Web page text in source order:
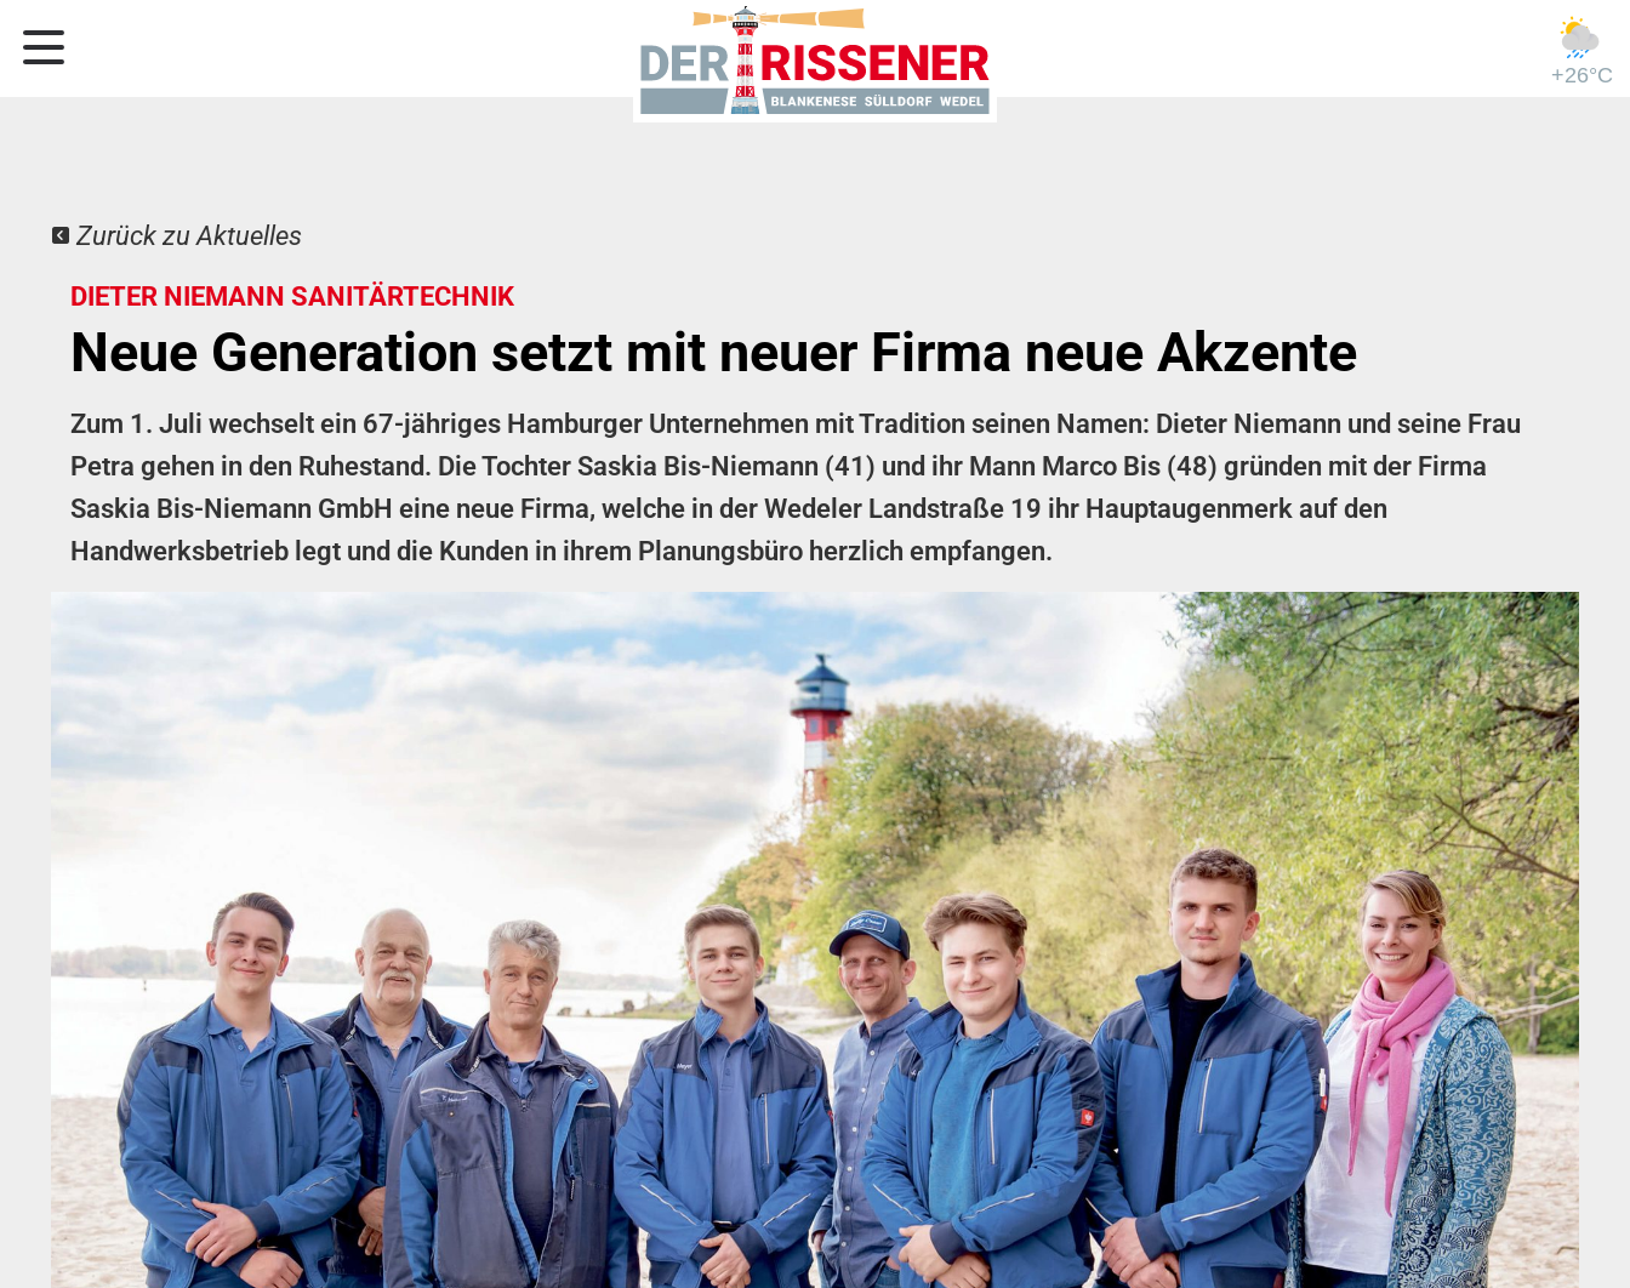
+26°C
Zurück zu Aktuelles
DIETER NIEMANN SANITÄRTECHNIK
Neue Generation setzt mit neuer Firma neue Akzente
Zum 1. Juli wechselt ein 67-jähriges Hamburger Unternehmen mit Tradition seinen Namen: Dieter Niemann und seine Frau
Petra gehen in den Ruhestand. Die Tochter Saskia Bis-Niemann (41) und ihr Mann Marco Bis (48) gründen mit der Firma
Saskia Bis-Niemann GmbH eine neue Firma, welche in der Wedeler Landstraße 19 ihr Hauptaugenmerk auf den
Handwerksbetrieb legt und die Kunden in ihrem Planungsbüro herzlich empfangen.